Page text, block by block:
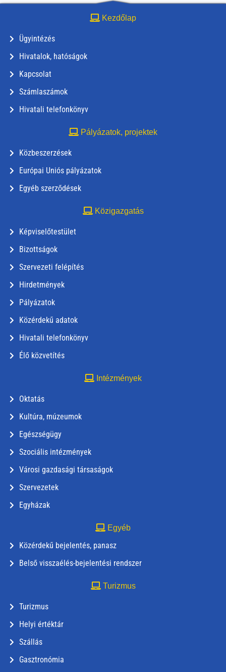
Kezdőlap
Ügyintézés
Hivatalok, hatóságok
Kapcsolat
Számlaszámok
Hivatali telefonkönyv
Pályázatok, projektek
Közbeszerzések
Európai Uniós pályázatok
Egyéb szerződések
Közigazgatás
Képviselőtestület
Bizottságok
Szervezeti felépítés
Hirdetmények
Pályázatok
Közérdekű adatok
Hivatali telefonkönyv
Élő közvetítés
Intézmények
Oktatás
Kultúra, múzeumok
Egészségügy
Szociális intézmények
Városi gazdasági társaságok
Szervezetek
Egyházak
Egyéb
Közérdekű bejelentés, panasz
Belső visszaélés-bejelentési rendszer
Turizmus
Turizmus
Helyi értéktár
Szállás
Gasztronómia